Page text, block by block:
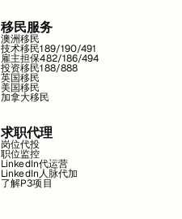
移民服务
澳洲移民
技术移民189/190/491
雇主担保482/186/494
投资移民188/888
英国移民
美国移民
加拿大移民
求职代理
岗位代投
职位监控
LinkedIn代运营
LinkedIn人脉代加
了解P3项目